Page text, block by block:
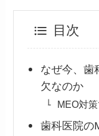
目次
なぜ今、歯
欠なのか
MEO対
歯科医院の